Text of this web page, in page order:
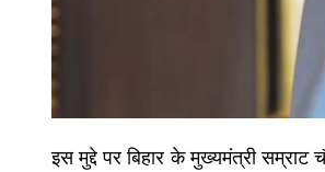
इस मुद्दे पर बिहार के मुख्यमंत्री सम्राट